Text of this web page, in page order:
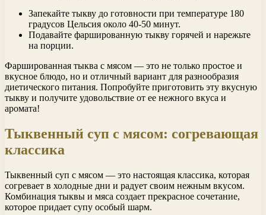
Запекайте тыкву до готовности при температуре 180
градусов Цельсия около 40-50 минут.
Подавайте фаршированную тыкву горячей и нарежьте
на порции.
Фаршированная тыква с мясом — это не только простое и
вкусное блюдо, но и отличный вариант для разнообразия
диетического питания. Попробуйте приготовить эту вкусную
тыкву и получите удовольствие от ее нежного вкуса и
аромата!
Тыквенный суп с мясом: согревающая
классика
Тыквенный суп с мясом — это настоящая классика, которая
согревает в холодные дни и радует своим нежным вкусом.
Комбинация тыквы и мяса создает прекрасное сочетание,
которое придает супу особый шарм.